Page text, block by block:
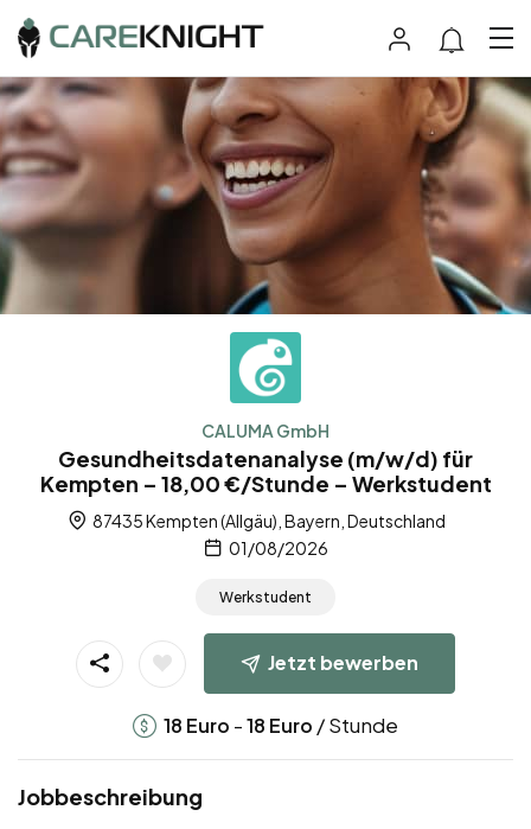
CALUMA GmbH
Gesundheitsdatenanalyse (m/w/d) für
Kempten – 18,00 €/Stunde – Werkstudent
87435 Kempten (Allgäu), Bayern, Deutschland
01/08/2026
Werkstudent
Jetzt bewerben
18 Euro -18 Euro / Stunde
Jobbeschreibung